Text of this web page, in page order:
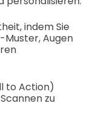
indem Sie
Muster, Augen
to Action)
zu